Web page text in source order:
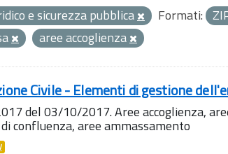
e sicurezza pubblica Formati:
aree accoglienza
Civile - Elementi di gestione
del 03/10/2017. Aree accoglienza,
confluenza, aree ammassamento